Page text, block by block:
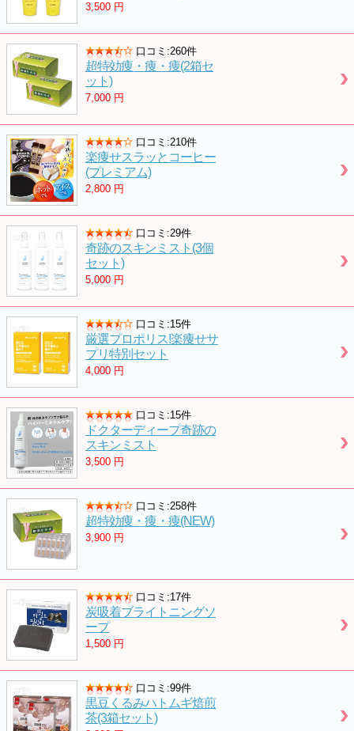
3,500 円
口コミ:260件
超特効痩・痩・痩(2箱セ
ット)
7,000 円
口コミ:210件
楽痩せスラッとコーヒー
(プレミアム)
2,800 円
口コミ:29件
奇跡のスキンミスト(3個
セット)
5,000 円
口コミ:15件
厳選プロポリス!楽痩せサ
プリ特別セット
4,000 円
口コミ:15件
ドクターディープ奇跡の
スキンミスト
3,500 円
口コミ:258件
超特効痩・痩・痩(NEW)
3,900 円
口コミ:17件
炭吸着ブライトニングソ
ープ
1,500 円
口コミ:99件
黒豆くるみハトムギ焙煎
茶(3箱セット)